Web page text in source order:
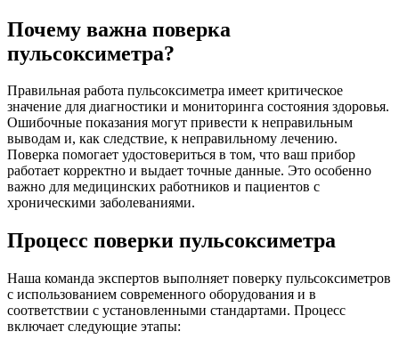
Почему важна поверка
пульсоксиметра?
Правильная работа пульсоксиметра имеет критическое
значение для диагностики и мониторинга состояния здоровья.
Ошибочные показания могут привести к неправильным
выводам и, как следствие, к неправильному лечению.
Поверка помогает удостовериться в том, что ваш прибор
работает корректно и выдает точные данные. Это особенно
важно для медицинских работников и пациентов с
хроническими заболеваниями.
Процесс поверки пульсоксиметра
Наша команда экспертов выполняет поверку пульсоксиметров
с использованием современного оборудования и в
соответствии с установленными стандартами. Процесс
включает следующие этапы: